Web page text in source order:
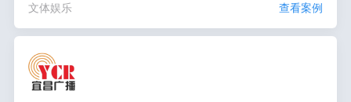
文体娱乐 查看案例